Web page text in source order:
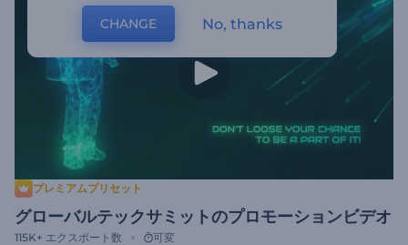
プレミアムプリセット
グローバルテックサミットのプロモーションビデオ
115K+ エクスポート数 可変
CHANGE No, thanks